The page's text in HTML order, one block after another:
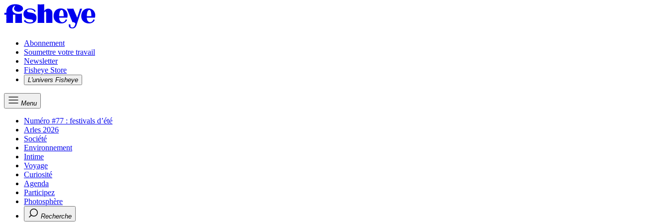
Abonnement
Soumettre votre travail
Newsletter
Fisheye Store
L'univers Fisheye
Menu
Numéro #77 : festivals d’été
Arles 2026
Société
Environnement
Intime
Voyage
Curiosité
Agenda
Participez
Photosphère
Recherche